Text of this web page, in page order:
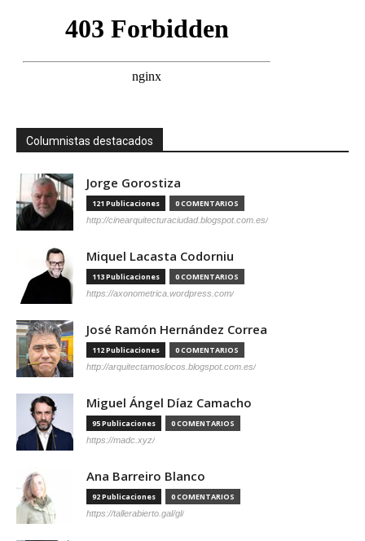
Columnistas destacados
Jorge Gorostiza
121 Publicaciones 0 COMENTARIOS
http://cinearquitecturaciudad.blogspot.com.es/
Miquel Lacasta Codorniu
113 Publicaciones 0 COMENTARIOS
https://axonometrica.wordpress.com/
José Ramón Hernández Correa
112 Publicaciones 0 COMENTARIOS
http://arquitectamoslocos.blogspot.com.es/
Miguel Ángel Díaz Camacho
95 Publicaciones 0 COMENTARIOS
https://madc.xyz/
Ana Barreiro Blanco
92 Publicaciones 0 COMENTARIOS
https://tallerabierto.gal/gl/